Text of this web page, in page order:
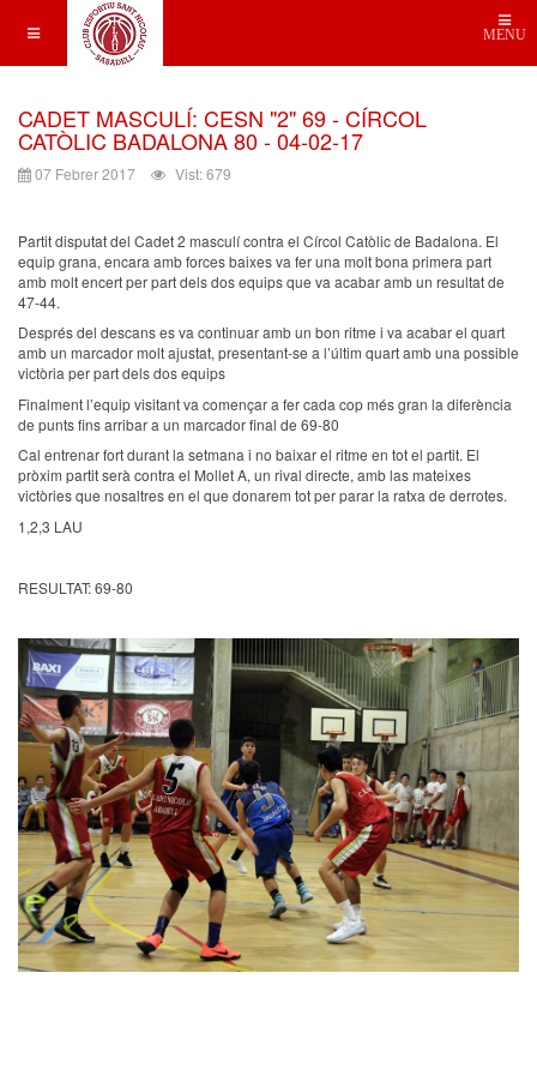
MENU
CADET MASCULÍ: CESN "2" 69 - CÍRCOL
CATÒLIC BADALONA 80 - 04-02-17
07 Febrer 2017 Vist: 679
Partit disputat del Cadet 2 masculí contra el Círcol Catòlic de Badalona. El
equip grana, encara amb forces baixes va fer una molt bona primera part
amb molt encert per part dels dos equips que va acabar amb un resultat de
47-44.
Després del descans es va continuar amb un bon ritme i va acabar el quart
amb un marcador molt ajustat, presentant-se a l’últim quart amb una possible
victòria per part dels dos equips
Finalment l’equip visitant va començar a fer cada cop més gran la diferència
de punts fins arribar a un marcador final de 69-80
Cal entrenar fort durant la setmana i no baixar el ritme en tot el partit. El
pròxim partit serà contra el Mollet A, un rival directe, amb las mateixes
victòries que nosaltres en el que donarem tot per parar la ratxa de derrotes.
1,2,3 LAU
RESULTAT: 69-80